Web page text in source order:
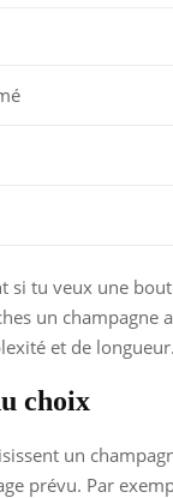
si tu veux une
un champagne
et de longueur.
choix
un
prévu. Par